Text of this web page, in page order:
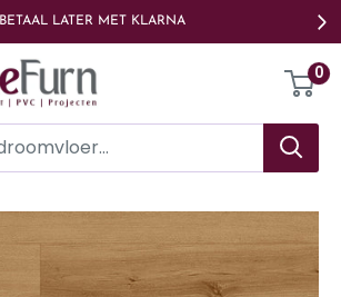
BETAAL LATER MET KLARNA
0